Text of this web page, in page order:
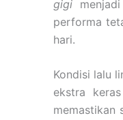
gigimenjadi
performa
hari.
Kondisi lalu
ekstra
memastikan